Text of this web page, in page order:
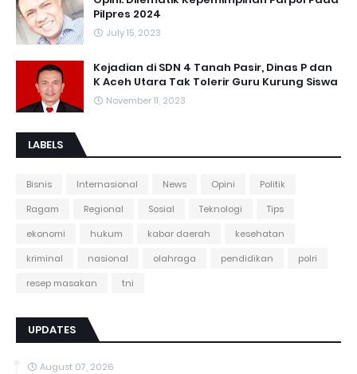
Pilpres 2024
July 15, 2023
Kejadian di SDN 4 Tanah Pasir, Dinas P dan
K Aceh Utara Tak Tolerir Guru Kurung Siswa
November 11, 2023
LABELS
Bisnis Internasional News Opini
Politik
Ragam
Regional Sosial Teknologi
Tips
ekonomi
hukum kabar daerah
kesehatan
kriminal
nasional olahraga pendidikan
polri
resep masakan
tni
UPDATES
August 07, 2026